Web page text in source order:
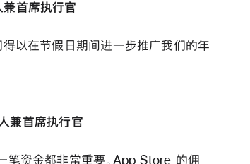
首席执行官
得以在节假日期间进一步推广我们的年
兼首席执行官
笔资金都非常重要。App Store 的佣